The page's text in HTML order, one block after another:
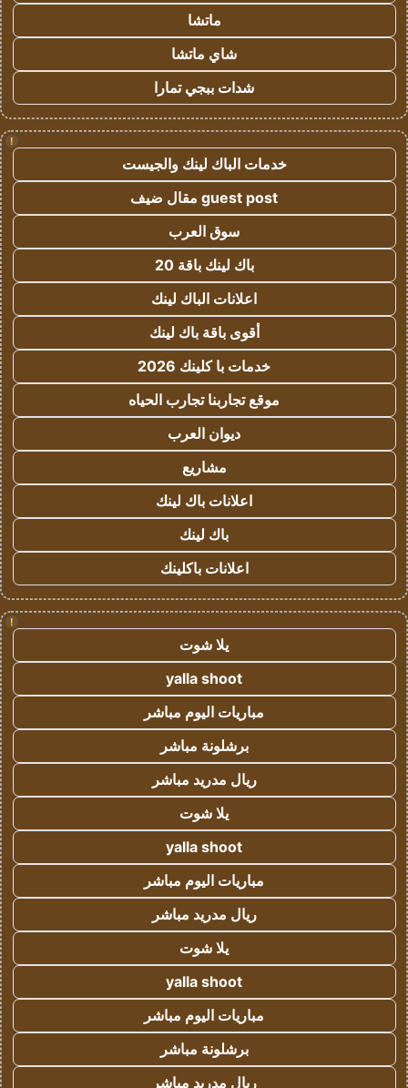
ماتشا
شاي ماتشا
شدات ببجي تمارا
!
خدمات الباك لينك والجيست
guest post مقال ضيف
سوق العرب
باك لينك باقة 20
اعلانات الباك لينك
أقوى باقة باك لينك
خدمات با كلينك 2026
موقع تجاربنا تجارب الحياه
ديوان العرب
مشاريع
اعلانات باك لينك
باك لينك
اعلانات باكلينك
!
يلا شوت
yalla shoot
مباريات اليوم مباشر
برشلونة مباشر
ريال مدريد مباشر
يلا شوت
yalla shoot
مباريات اليوم مباشر
ريال مدريد مباشر
يلا شوت
yalla shoot
مباريات اليوم مباشر
برشلونة مباشر
ريال مدريد مباشر